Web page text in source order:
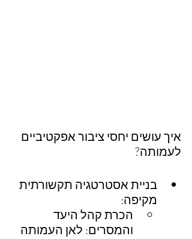
איך עושים יחסי ציבור אפקטיביים
לעמותה?
בניית אסטרטגיה תקשורתית
מקיפה:
הכרת קהל היעד
והמסרים: לאן העמותה